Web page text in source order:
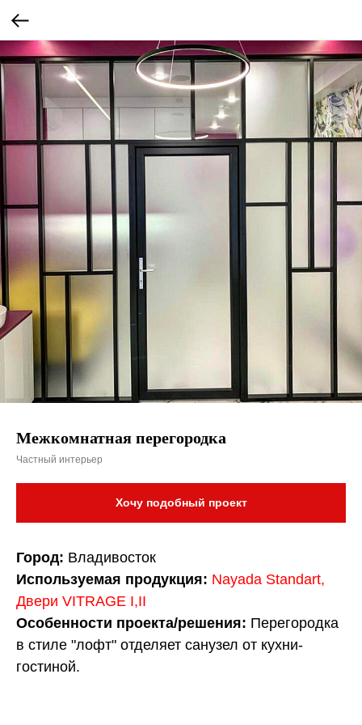
Межкомнатная перегородка
Частный интерьер
Хочу подобный проект
Город: Владивосток
Используемая продукция: Nayada Standart,
Двери VITRAGE I,II
Особенности проекта/решения: Перегородка
в стиле "лофт" отделяет санузел от кухни-
гостиной.